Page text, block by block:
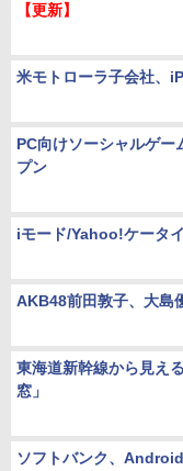
【更新】
米モトローラ子会社、
PC向けソーシャルゲ
プン
iモード/Yahoo!ケータ
AKB48前田敦子、大島
東海道新幹線から見え
窓」
ソフトバンク、